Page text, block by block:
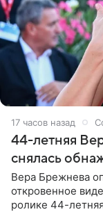
17 часов назад
44-летняя
снялась
Вера Брежнева
откровенное
ролике 44-